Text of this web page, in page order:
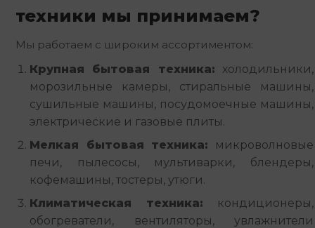
техники мы принимаем?
Мы работаем с широким ассортиментом:
Крупная бытовая техника: холодильники,
морозильные камеры, стиральные машины,
сушильные машины, посудомоечные машины,
электрические и газовые плиты.
Мелкая бытовая техника: микроволновые
печи, пылесосы, мультиварки, блендеры,
кофемашины, тостеры, утюги.
Климатическая техника: кондиционеры,
обогреватели, вентиляторы, увлажнители